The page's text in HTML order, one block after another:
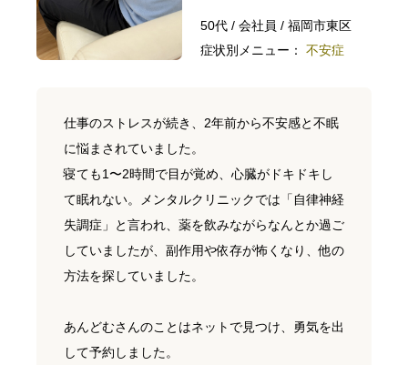
50代 / 会社員 / 福岡市東区
症状別メニュー： 不安症
仕事のストレスが続き、2年前から不安感と不眠
に悩まされていました。
寝ても1〜2時間で目が覚め、心臓がドキドキし
て眠れない。メンタルクリニックでは「自律神経
失調症」と言われ、薬を飲みながらなんとか過ご
していましたが、副作用や依存が怖くなり、他の
方法を探していました。
あんどむさんのことはネットで見つけ、勇気を出
して予約しました。